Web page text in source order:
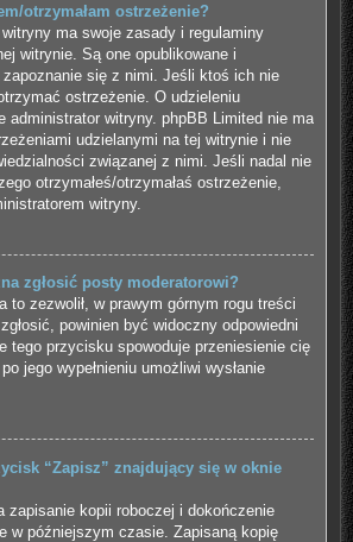
otrzymałam ostrzeżenie?
ma swoje zasady i regulaminy
witrynie. Są one opublikowane i
się z nimi. Jeśli ktoś ich nie
ostrzeżenie. O udzieleniu
administrator witryny. phpBB Limited nie ma
udzielanymi na tej witrynie i nie
związanej z nimi. Jeśli nadal nie
otrzymałeś/otrzymałaś ostrzeżenie,
witryny.
zgłosić posty moderatorowi?
to zezwolił, w prawym górnym rogu treści
powinien być widoczny odpowiedni
tego przycisku spowoduje przeniesienie cię
jego wypełnieniu umożliwi wysłanie
“Zapisz” znajdujący się w oknie
zapisanie kopii roboczej i dokończenie
w późniejszym czasie. Zapisaną kopię